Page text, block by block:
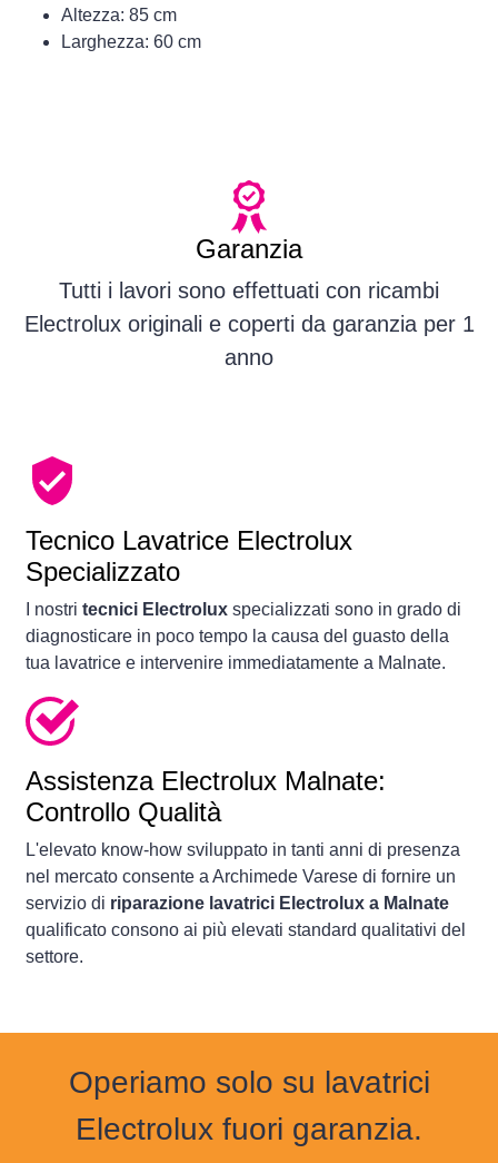
Altezza: 85 cm
Larghezza: 60 cm
Garanzia
Tutti i lavori sono effettuati con ricambi
Electrolux originali e coperti da garanzia per 1
anno
Tecnico Lavatrice Electrolux
Specializzato
I nostri tecnici Electrolux specializzati sono in grado di
diagnosticare in poco tempo la causa del guasto della
tua lavatrice e intervenire immediatamente a Malnate.
Assistenza Electrolux Malnate:
Controllo Qualità
L'elevato know-how sviluppato in tanti anni di presenza
nel mercato consente a Archimede Varese di fornire un
servizio di riparazione lavatrici Electrolux a Malnate
qualificato consono ai più elevati standard qualitativi del
settore.
Operiamo solo su lavatrici
Electrolux fuori garanzia.